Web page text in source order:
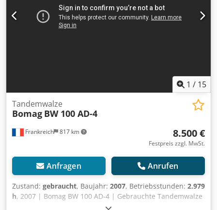
Zähler 7.771 Stunden 20,1 KW Deutz 2.450 KG
Verkaufspreis: 8.800,-- netto Auch günstige Zustellung
1 / 15
Frankreich 817 km
Tandemwalze
Bomag BW 100 AD-4
8.500 €
Festpreis zzgl. MwSt.
Anfragen Anrufen
Zustand: gebraucht, Baujahr: 2007, Betriebsstunden: 2.979
h, 2007 | Bomag BW 100 AD-4 | Gebrauchte Tandemwalze
| 2979 hours 📍Location: Frankreich 🚛 Delivery available to